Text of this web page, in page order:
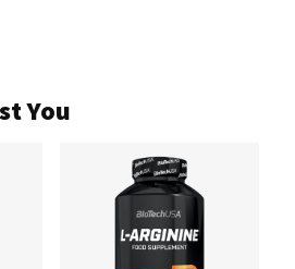
You